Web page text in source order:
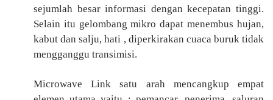
sejumlah besar informasi dengan kecepatan tinggi.
Selain itu gelombang mikro dapat menembus hujan,
kabut dan salju, hati , diperkirakan cuaca buruk tidak
mengganggu transimisi.
Microwave Link satu arah mencangkup empat